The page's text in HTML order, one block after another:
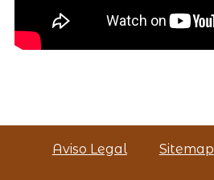
Aviso Legal Sitemap